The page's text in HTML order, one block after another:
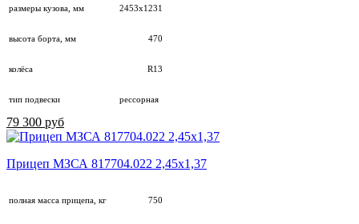
размеры кузова, мм 2453х1231
высота борта, мм 470
колёса R13
тип подвески рессорная
79 300 руб
Прицеп МЗСА 817704.022 2,45х1,37
полная масса прицепа, кг 750